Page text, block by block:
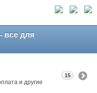
все для
и другие
15